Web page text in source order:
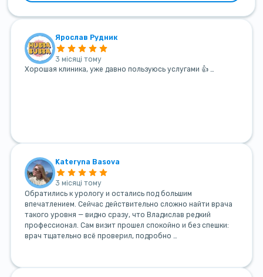
Ярослав Рудник
3 місяці тому
Хорошая клиника, уже давно пользуюсь услугами 👍 …
Kateryna Basova
3 місяці тому
Обратились к урологу и остались под большим
впечатлением. Сейчас действительно сложно найти врача
такого уровня — видно сразу, что Владислав редкий
профессионал. Сам визит прошел спокойно и без спешки:
врач тщательно всё проверил, подробно …